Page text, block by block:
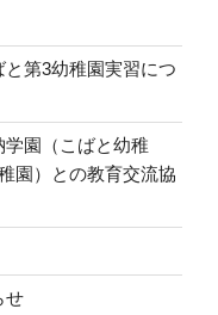
と第3幼稚園実習につ
学園（こばと幼稚
園）との教育交流協
せ